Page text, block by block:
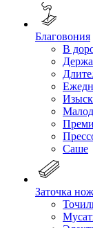
Благовония
В
Саше
Заточка